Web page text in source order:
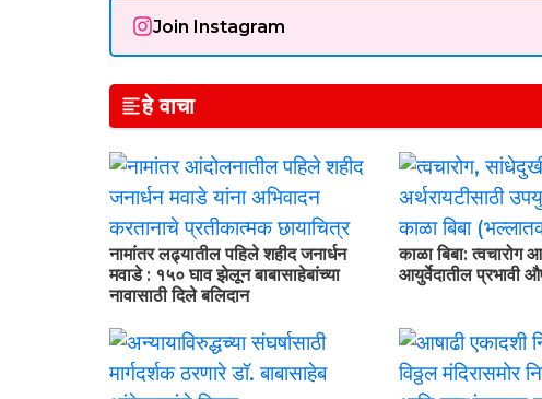
Join Instagram
हे वाचा
नामांतर लढ्यातील पहिले शहीद जनार्धन
मवाडे : १५० घाव झेलून बाबासाहेबांच्या
नावासाठी दिले बलिदान
काळा बिबा: त्वचारोग
आयुर्वेदातील प्रभावी